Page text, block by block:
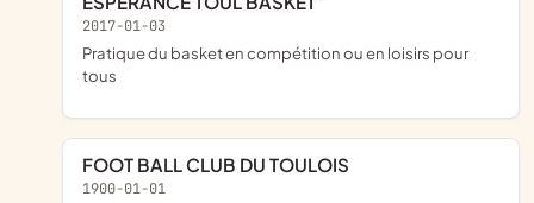
2017-01-03
pratique du basket en compétition ou en loisirs pour
tous
FOOT BALL CLUB DU TOULOIS
1900-01-01